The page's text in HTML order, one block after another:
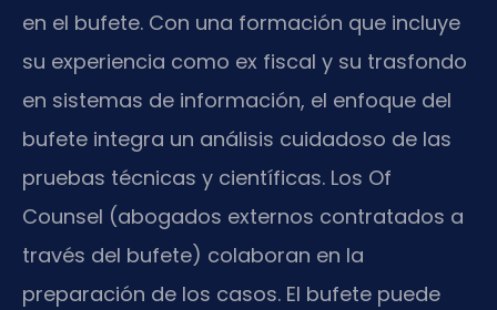
en el bufete. Con una formación que incluye
su experiencia como ex fiscal y su trasfondo
en sistemas de información, el enfoque del
bufete integra un análisis cuidadoso de las
pruebas técnicas y científicas. Los Of
Counsel (abogados externos contratados a
través del bufete) colaboran en la
preparación de los casos. El bufete puede